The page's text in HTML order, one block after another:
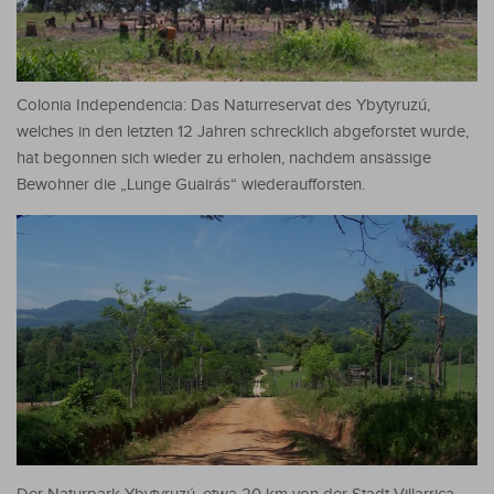
Colonia Independencia: Das Naturreservat des Ybytyruzú,
welches in den letzten 12 Jahren schrecklich abgeforstet wurde,
hat begonnen sich wieder zu erholen, nachdem ansässige
Bewohner die „Lunge Guairás“ wiederaufforsten.